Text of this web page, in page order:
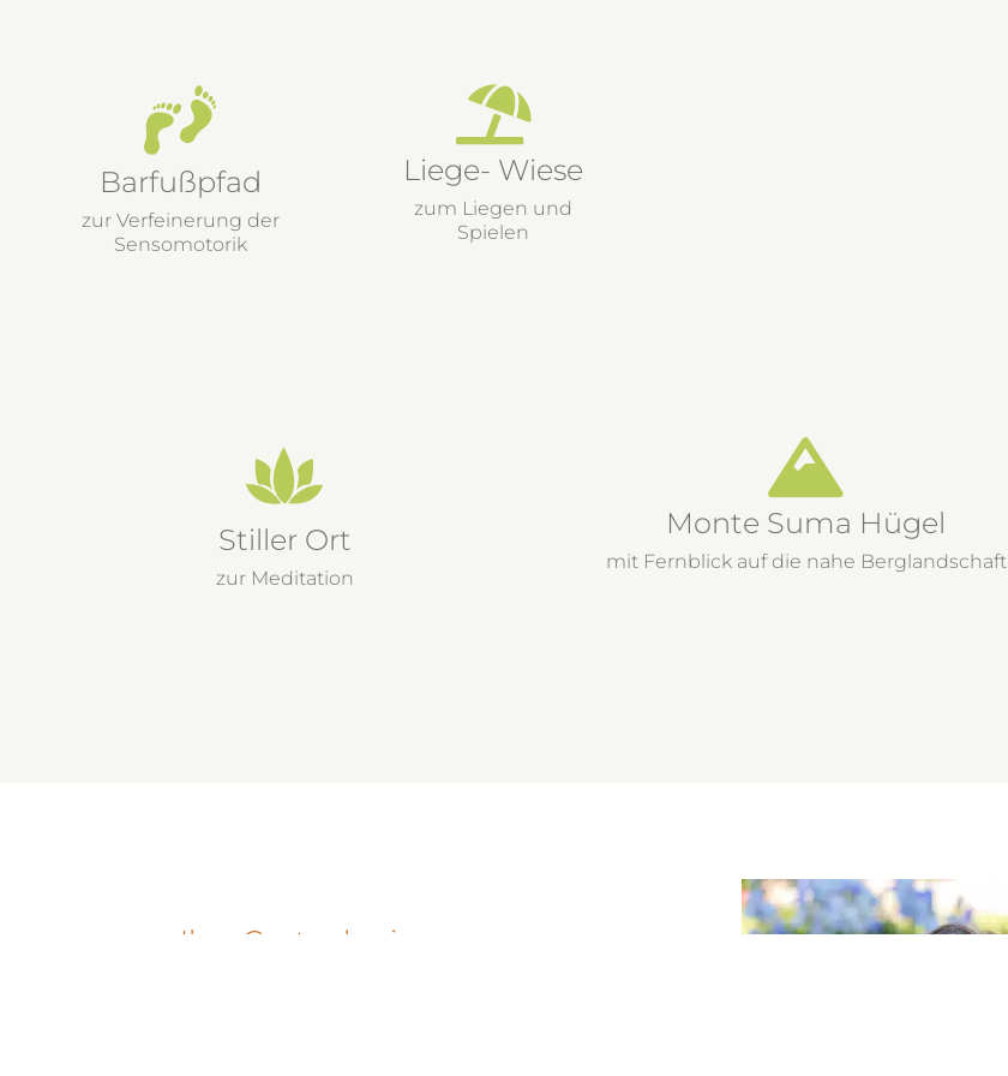
Barfußpfad
zur Verfeinerung der
Sensomotorik
Liege- Wiese
zum Liegen und
Spielen
Stiller Ort
zur Meditation
Monte Suma Hügel
mit Fernblick auf die nahe Berglandschaft
Ihre Gastgeberin